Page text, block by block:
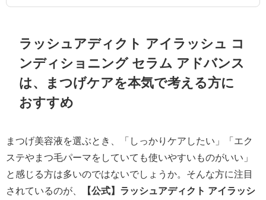
ラッシュアディクト アイラッシュ コ
ンディショニング セラム アドバンス
は、まつげケアを本気で考える方に
おすすめ
まつげ美容液を選ぶとき、「しっかりケアしたい」「エク
ステやまつ毛パーマをしていても使いやすいものがいい」
と感じる方は多いのではないでしょうか。そんな方に注目
されているのが、
【公式】ラッシュアディクト アイラッシ